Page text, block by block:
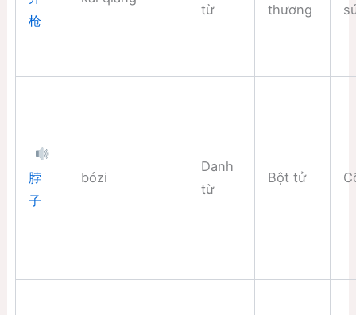
枪
từ thương
脖
子
bózi
Danh
từ
Bột tử